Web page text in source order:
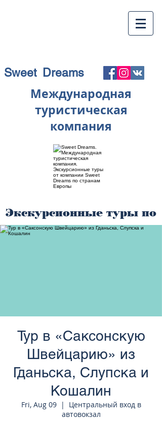
Sweet Dreams
Международная
туристическая
компания
Экскурсионные туры по
странам Европы
Тур в «Саксонскую
Швейцарию» из
Гданьска, Слупска и
Кошалин
Fri, Aug 09
  |
Центральный вход в
автовокзал